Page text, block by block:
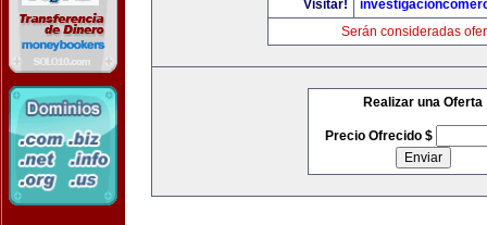
Visitar!
Serán consideradas
Realizar una Oferta
Precio Ofrecido $